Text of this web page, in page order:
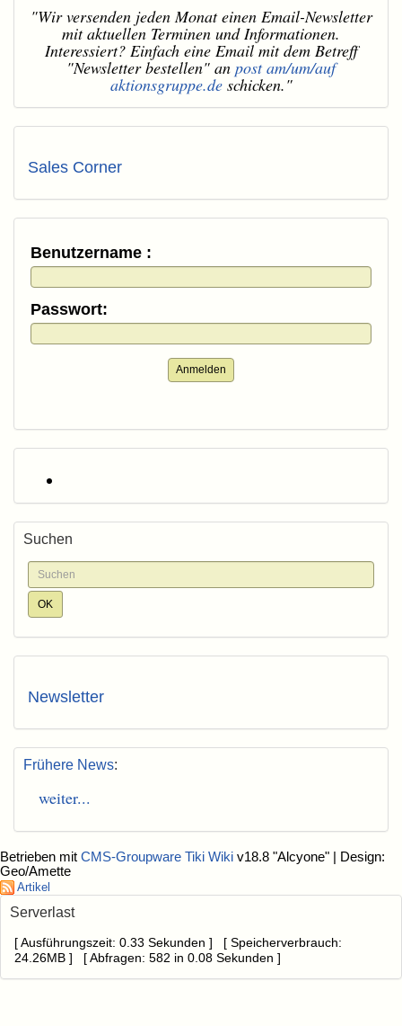
"Wir versenden jeden Monat einen Email-Newsletter
mit aktuellen Terminen und Informationen.
Interessiert? Einfach eine Email mit dem Betreff
"Newsletter bestellen" an post am/um/auf
aktionsgruppe.deschicken."
Sales Corner
Benutzername :
Passwort:
Anmelden
Suchen
Newsletter
Frühere News:
weiter...
Betrieben mit CMS-Groupware Tiki Wiki v18.8 "Alcyone" | Design:
Geo/Amette
Artikel
Serverlast
[ Ausführungszeit: 0.33 Sekunden ] [ Speicherverbrauch:
24.26MB ] [ Abfragen: 582 in 0.08 Sekunden ]